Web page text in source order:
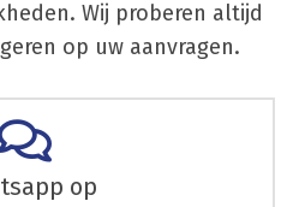
Wij proberen altijd
op uw aanvragen.
op